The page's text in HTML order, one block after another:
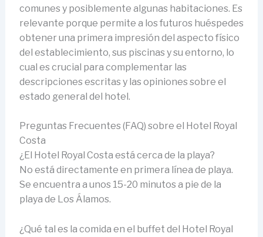
comunes y posiblemente algunas habitaciones. Es
relevante porque permite a los futuros huéspedes
obtener una primera impresión del aspecto físico
del establecimiento, sus piscinas y su entorno, lo
cual es crucial para complementar las
descripciones escritas y las opiniones sobre el
estado general del hotel.
Preguntas Frecuentes (FAQ) sobre el Hotel Royal
Costa
¿El Hotel Royal Costa está cerca de la playa?
No está directamente en primera línea de playa.
Se encuentra a unos 15-20 minutos a pie de la
playa de Los Álamos.
¿Qué tal es la comida en el buffet del Hotel Royal